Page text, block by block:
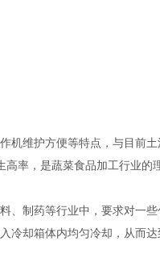
维护方便等特点，与目前
率，是蔬菜食品加工行业的
、制药等行业中，要求对一
冷却箱体内均匀冷却，从而